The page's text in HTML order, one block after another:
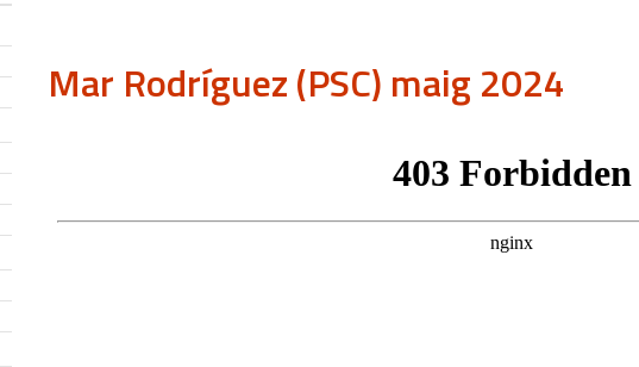
Mar Rodríguez (PSC) maig 2024